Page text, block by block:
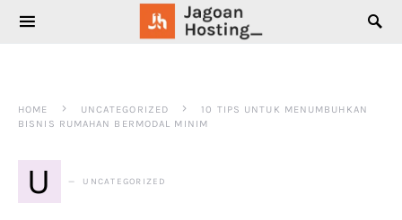
SEARCH FOR:
HOME UNCATEGORIZED
10 TIPS UNTUK MENUMBUHKAN
BISNIS RUMAHAN BERMODAL MINIM
U UNCATEGORIZED